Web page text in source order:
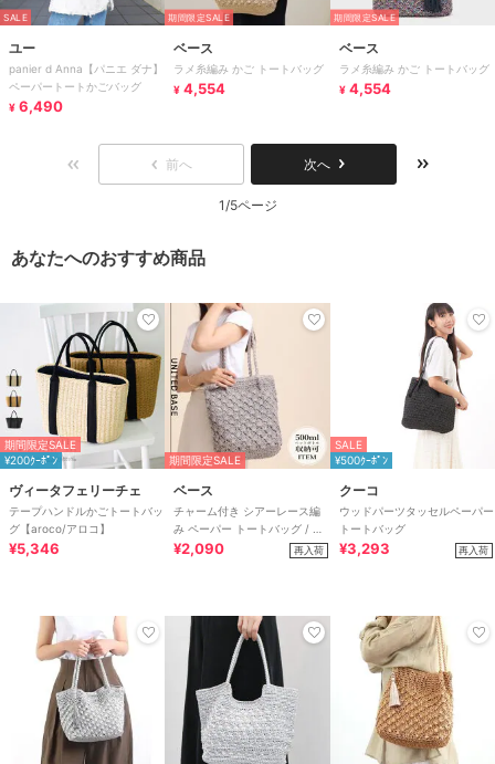
SALE
ユー
panier d Anna【パニエ ダナ】
ペーパートートかごバッグ
¥ 6,490
期間限定SALE
ベース
ラメ糸編み かご トートバッグ
¥ 4,554
期間限定SALE
ベース
ラメ糸編み かご トートバッグ
¥ 4,554
前へ 次へ
1/5ページ
あなたへのおすすめ商品
期間限定SALE
¥200ｸｰﾎﾟﾝ
ヴィータフェリーチェ
テープハンドルかごトートバッ
グ【aroco/アロコ】
¥5,346
期間限定SALE
ベース
チャーム付き シアーレース編
み ペーパー トートバッグ / レ
ディース かごバッグ B5サイズ
¥2,090 再入荷
SALE
¥500ｸｰﾎﾟﾝ
クーコ
ウッドパーツタッセルペーパー
トートバッグ
¥3,293 再入荷